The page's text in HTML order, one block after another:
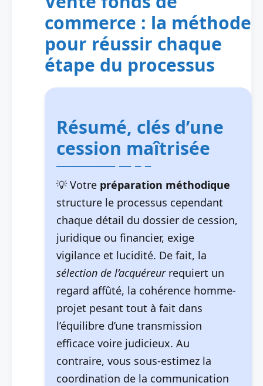
commerce : la méthode
pour réussir chaque
étape du processus
Résumé, clés d’une
cession maîtrisée
Votre préparation méthodique
structure le processus cependant
chaque détail du dossier de cession,
juridique ou financier, exige
vigilance et lucidité. De fait, la
sélection de l’acquéreurrequiert un
regard affûté, la cohérence homme-
projet pesant tout à fait dans
l’équilibre d’une transmission
efficace voire judicieux. Au
contraire, vous sous-estimez la
coordination de la communication